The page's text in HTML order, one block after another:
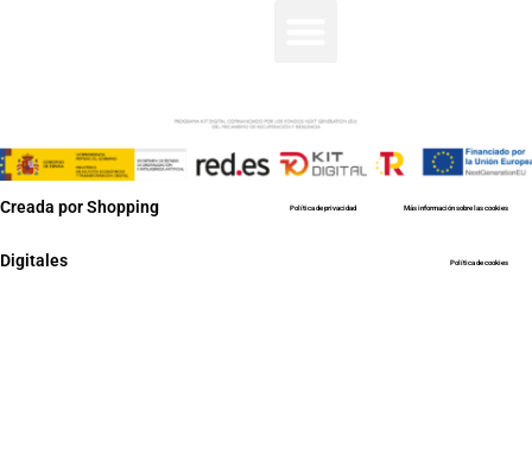
Creada por Shopping
Digitales
Política de privacidad Más información sobre las cookies
Política de cookies